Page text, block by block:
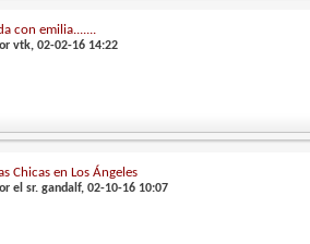
con emilia.......
vtk, 02-02-16 14:22
Chicas en Los Ángeles
el sr. gandalf, 02-10-16 10:07